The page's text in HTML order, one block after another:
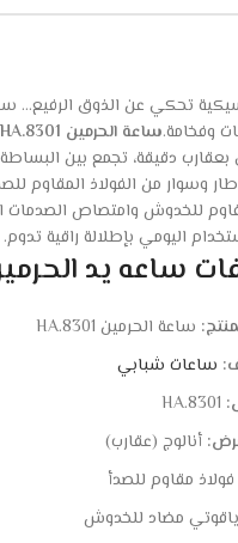
تحكي عن الذوق الرفيع…
وفخامة.ساعة الحرمين HA.8301
دقيقة، تجمع بين البساطة
وسوار من الفولاذ المقاوم
للخدوش وامتصاص الصدمات
اليومي بإطلالة راقية تدوم.
ساعه يد
ساعة الحرمين HA.8301
ساعات شبابي
أنالوج (عقارب)
فولاذ مقاوم للصدأ
ياقوتي مضاد للخدوش